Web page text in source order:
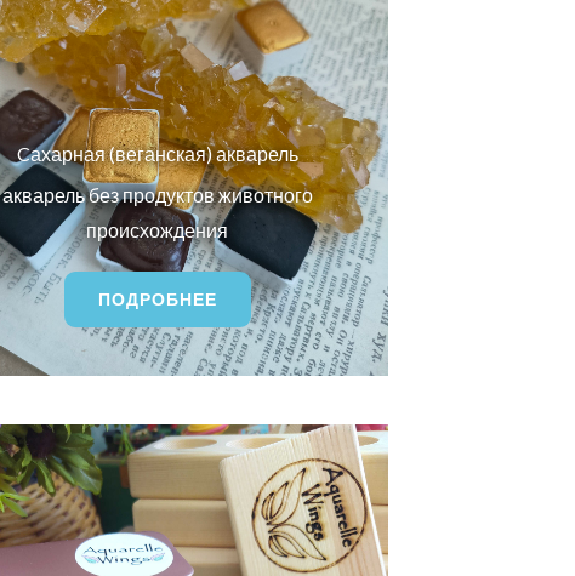
Cахарная (веганская) акварель
акварель без продуктов животного
происхождения
ПОДРОБНЕЕ